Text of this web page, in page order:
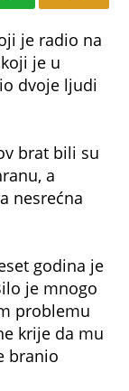
je radio na
je u
dvoje ljudi
brat bili su
a
nesrećna
godina je
je mnogo
problemu
krije da mu
branio